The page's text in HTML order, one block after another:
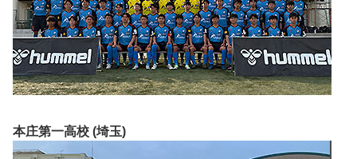
本庄第一高校 (埼玉)